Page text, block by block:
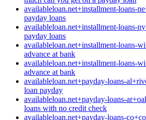
availableloan.net+installment-loans-
payday loans
availableloan.net+installment-loans-
payday loans
availableloan.net+installment-loans-
advance at bank
availableloan.net+installment-loans-
advance at bank
availableloan.net+payday-loans-
loan payday
availableloan.net+payday-loans-
loans with no credit check
availableloan.net+payday-loans-